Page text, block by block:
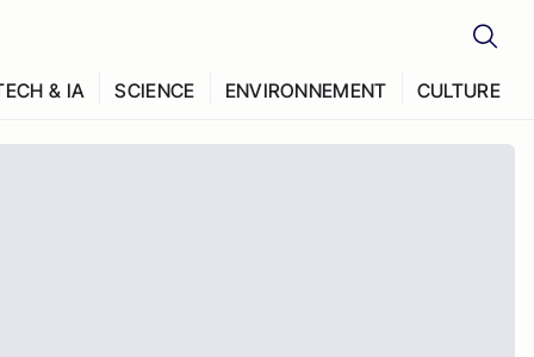
& IA SCIENCE ENVIRONNEMENT CULTURE